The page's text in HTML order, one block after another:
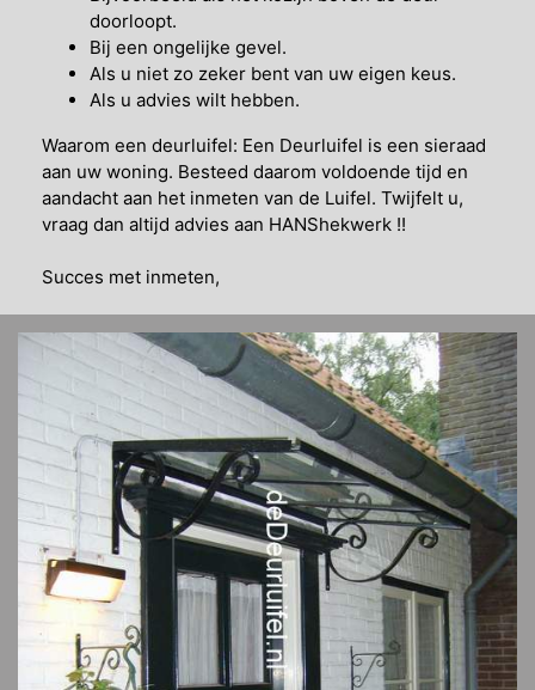
doorloopt.
Bij een ongelijke gevel.
Als u niet zo zeker bent van uw eigen keus.
Als u advies wilt hebben.
Waarom een deurluifel: Een Deurluifel is een sieraad
aan uw woning. Besteed daarom voldoende tijd en
aandacht aan het inmeten van de Luifel. Twijfelt u,
vraag dan altijd advies aan HANShekwerk !!
Succes met inmeten,